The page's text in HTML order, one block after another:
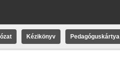
Kézikönyv Pedagóguskártya